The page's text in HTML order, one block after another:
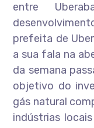
entre
prefeita de
a sua fala na
da semana
objetivo do
gás natural
indústrias